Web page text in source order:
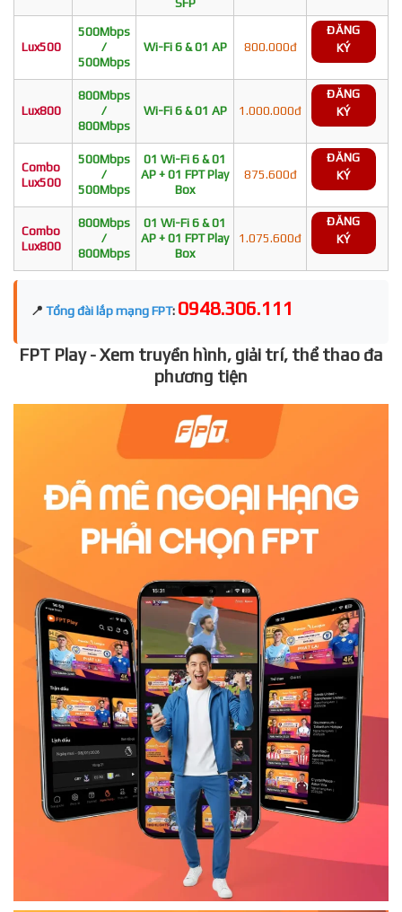
Lux500
500Mbps
/
500Mbps
Wi-Fi 6 & 01 AP 800.000đ
ĐĂNG
KÝ
Lux800
800Mbps
/
800Mbps
Wi-Fi 6 & 01 AP 1.000.000đ
ĐĂNG
KÝ
Combo
Lux500
500Mbps
/
500Mbps
01 Wi-Fi 6 & 01
AP + 01 FPT Play
Box
875.600đ
ĐĂNG
KÝ
Combo
Lux800
800Mbps
/
800Mbps
01 Wi-Fi 6 & 01
AP + 01 FPT Play
Box
1.075.600đ
ĐĂNG
KÝ
📍 Tổng đài lắp mạng FPT: 0948.306.111
FPT Play - Xem truyền hình, giải trí, thể thao đa
phương tiện